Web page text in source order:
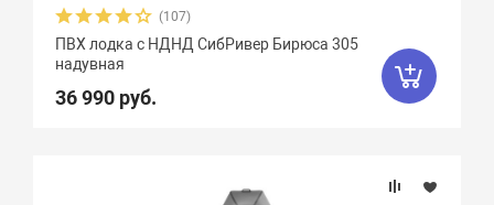
(107)
ПВХ лодка с НДНД СибРивер Бирюса 305
надувная
36 990 руб.